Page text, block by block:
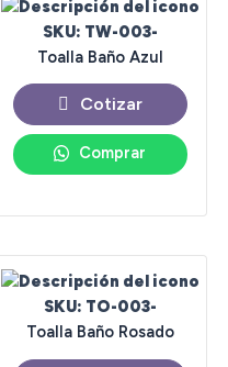
Comprar
SKU: TW-003-
Toalla Baño Azul
Cotizar
SKU: TO-003-
Toalla Baño Rosado